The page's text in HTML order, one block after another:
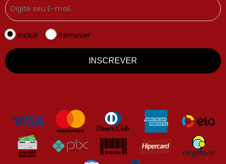
Incluir Remover
INSCREVER